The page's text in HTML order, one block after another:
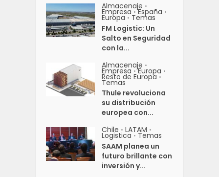
Almacenaje •
Empresa • España •
Europa • Temas
FM Logistic: Un
Salto en Seguridad
con la...
Almacenaje •
Empresa • Europa •
Resto de Europa •
Temas
Thule revoluciona
su distribución
europea con...
Chile • LATAM •
Logistica • Temas
SAAM planea un
futuro brillante con
inversión y...